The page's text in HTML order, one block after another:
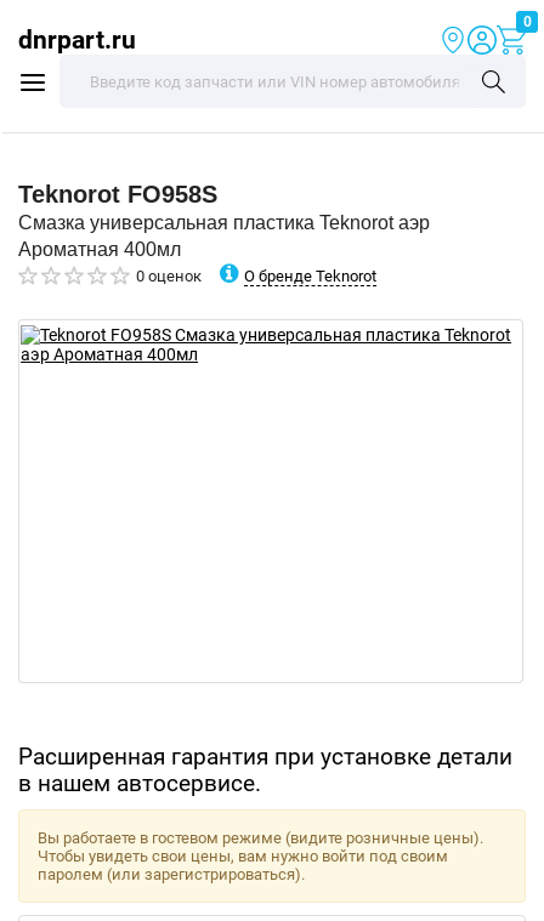
dnrpart.ru
0
Teknorot FO958S
Смазка универсальная пластика Teknorot аэр
Ароматная 400мл
0 оценок О бренде Teknorot
Расширенная гарантия при установке детали
в нашем автосервисе.
Вы работаете в гостевом режиме (видите розничные цены).
Чтобы увидеть свои цены, вам нужно войти под своим
паролем (или зарегистрироваться).